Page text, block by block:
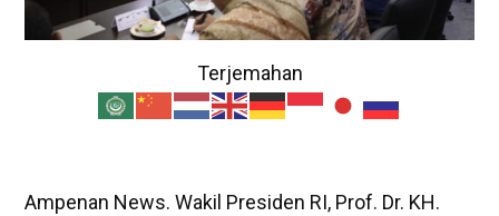
Terjemahan
Ampenan News. Wakil Presiden RI, Prof. Dr. KH.